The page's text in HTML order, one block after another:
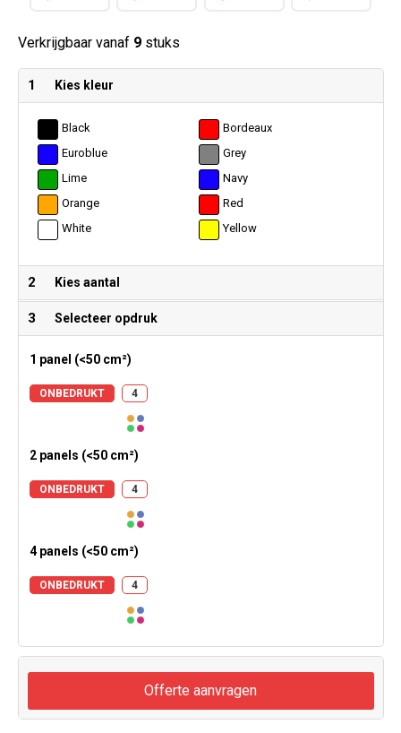
Verkrijgbaar vanaf 9stuks
1 Kies kleur
Black
Bordeaux
Euroblue
Grey
Lime
Navy
Orange
Red
White
Yellow
2 Kies aantal
3 Selecteer opdruk
1 panel (<50 cm²)
ONBEDRUKT 4
2 panels (<50 cm²)
ONBEDRUKT 4
4 panels (<50 cm²)
ONBEDRUKT 4
Offerte aanvragen